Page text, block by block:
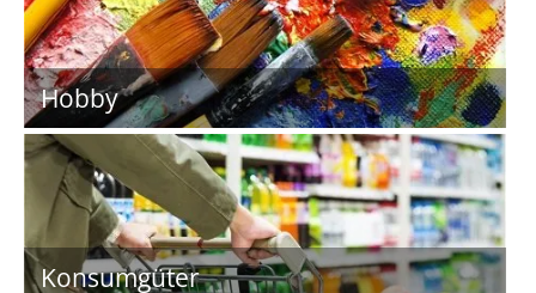
Hobby
Konsumgüter